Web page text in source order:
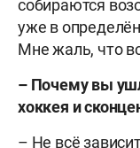
собираются
уже в
Мне жаль, что
– Почему вы
хоккея и
– Не всё